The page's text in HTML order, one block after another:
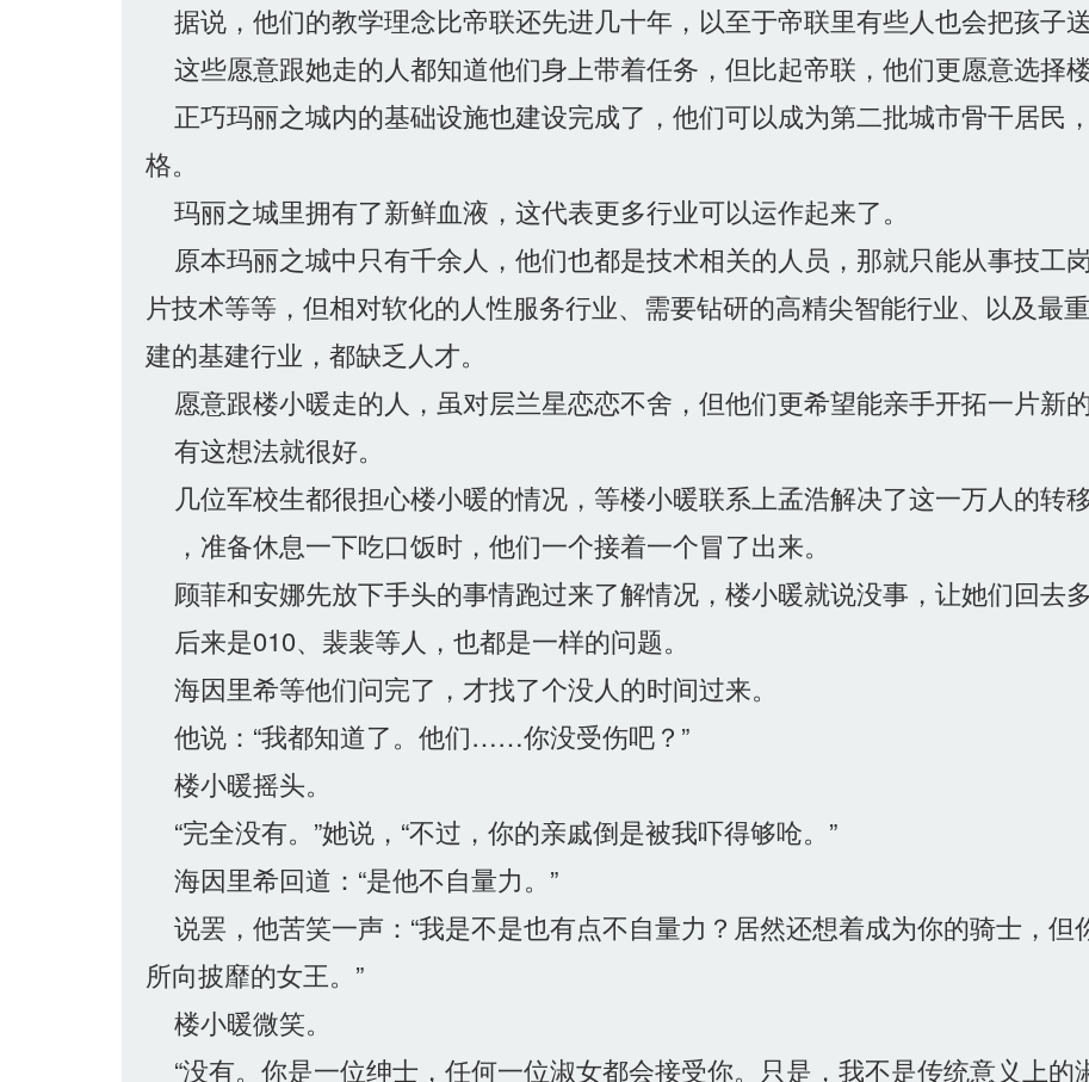
据说，他们的教学理念比帝联还先进几十年，以至于帝联里有些人也会把孩子送
这些愿意跟她走的人都知道他们身上带着任务，但比起帝联，他们更愿意选择楼
正巧玛丽之城内的基础设施也建设完成了，他们可以成为第二批城市骨干居民
格。
玛丽之城里拥有了新鲜血液，这代表更多行业可以运作起来了。
原本玛丽之城中只有千余人，他们也都是技术相关的人员，那就只能从事技工
片技术等等，但相对软化的人性服务行业、需要钻研的高精尖智能行业、以及最
建的基建行业，都缺乏人才。
愿意跟楼小暖走的人，虽对层兰星恋恋不舍，但他们更希望能亲手开拓一片新的
有这想法就很好。
几位军校生都很担心楼小暖的情况，等楼小暖联系上孟浩解决了这一万人的转
，准备休息一下吃口饭时，他们一个接着一个冒了出来。
顾菲和安娜先放下手头的事情跑过来了解情况，楼小暖就说没事，让她们回去
后来是010、裴裴等人，也都是一样的问题。
海因里希等他们问完了，才找了个没人的时间过来。
他说：“我都知道了。他们……你没受伤吧？”
楼小暖摇头。
“完全没有。”她说，“不过，你的亲戚倒是被我吓得够呛。”
海因里希回道：“是他不自量力。”
说罢，他苦笑一声：“我是不是也有点不自量力？居然还想着成为你的骑士，但
所向披靡的女王。”
楼小暖微笑。
“没有。你是一位绅士，任何一位淑女都会接受你。只是，我不是传统意义上的